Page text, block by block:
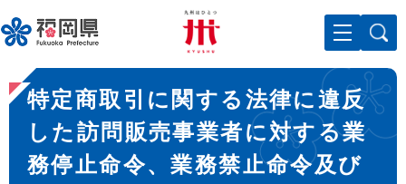
ー
ジ
先
頭
メニューを飛ばして本文へ
本
文
特定商取引に関する法律に違反
した訪問販売事業者に対する業
務停止命令、業務禁止命令及び